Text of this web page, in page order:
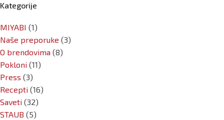
Kategorije
MIYABI (1)
Naše preporuke (3)
O brendovima (8)
Pokloni (11)
Press (3)
Recepti (16)
Saveti (32)
STAUB (5)